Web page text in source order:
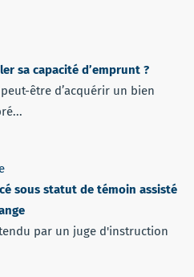
sa capacité d’emprunt ?
être d’acquérir un bien
sous statut de témoin assisté
par un juge d'instruction